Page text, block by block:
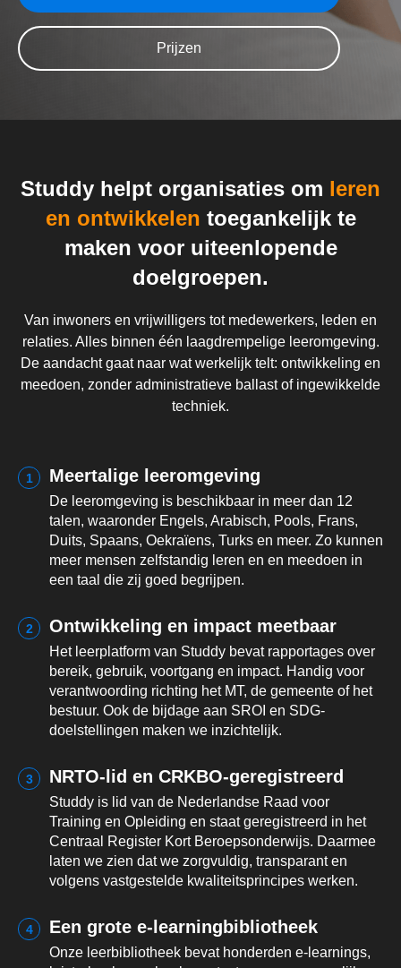
Prijzen
Studdy helpt organisaties om leren
en ontwikkelen toegankelijk te
maken voor uiteenlopende
doelgroepen.
Van inwoners en vrijwilligers tot medewerkers, leden en
relaties. Alles binnen één laagdrempelige leeromgeving.
De aandacht gaat naar wat werkelijk telt: ontwikkeling en
meedoen, zonder administratieve ballast of ingewikkelde
techniek.
1 Meertalige leeromgeving
De leeromgeving is beschikbaar in meer dan 12
talen, waaronder Engels, Arabisch, Pools, Frans,
Duits, Spaans, Oekraïens, Turks en meer. Zo kunnen
meer mensen zelfstandig leren en en meedoen in
een taal die zij goed begrijpen.
2 Ontwikkeling en impact meetbaar
Het leerplatform van Studdy bevat rapportages over
bereik, gebruik, voortgang en impact. Handig voor
verantwoording richting het MT, de gemeente of het
bestuur. Ook de bijdage aan SROI en SDG-
doelstellingen maken we inzichtelijk.
3 NRTO-lid en CRKBO-geregistreerd
Studdy is lid van de Nederlandse Raad voor
Training en Opleiding en staat geregistreerd in het
Centraal Register Kort Beroepsonderwijs. Daarmee
laten we zien dat we zorgvuldig, transparant en
volgens vastgestelde kwaliteitsprincipes werken.
4 Een grote e-learningbibliotheek
Onze leerbibliotheek bevat honderden e-learnings,